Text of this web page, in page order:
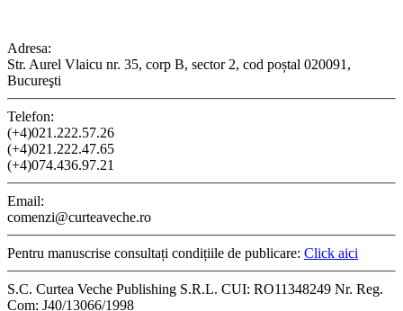
Adresa:
Str. Aurel Vlaicu nr. 35, corp B, sector 2, cod poștal 020091,
Bucureşti
Telefon:
(+4)021.222.57.26
(+4)021.222.47.65
(+4)074.436.97.21
Email:
comenzi@curteaveche.ro
Pentru manuscrise consultați condițiile de publicare: Click aici
S.C. Curtea Veche Publishing S.R.L. CUI: RO11348249 Nr. Reg.
Com: J40/13066/1998